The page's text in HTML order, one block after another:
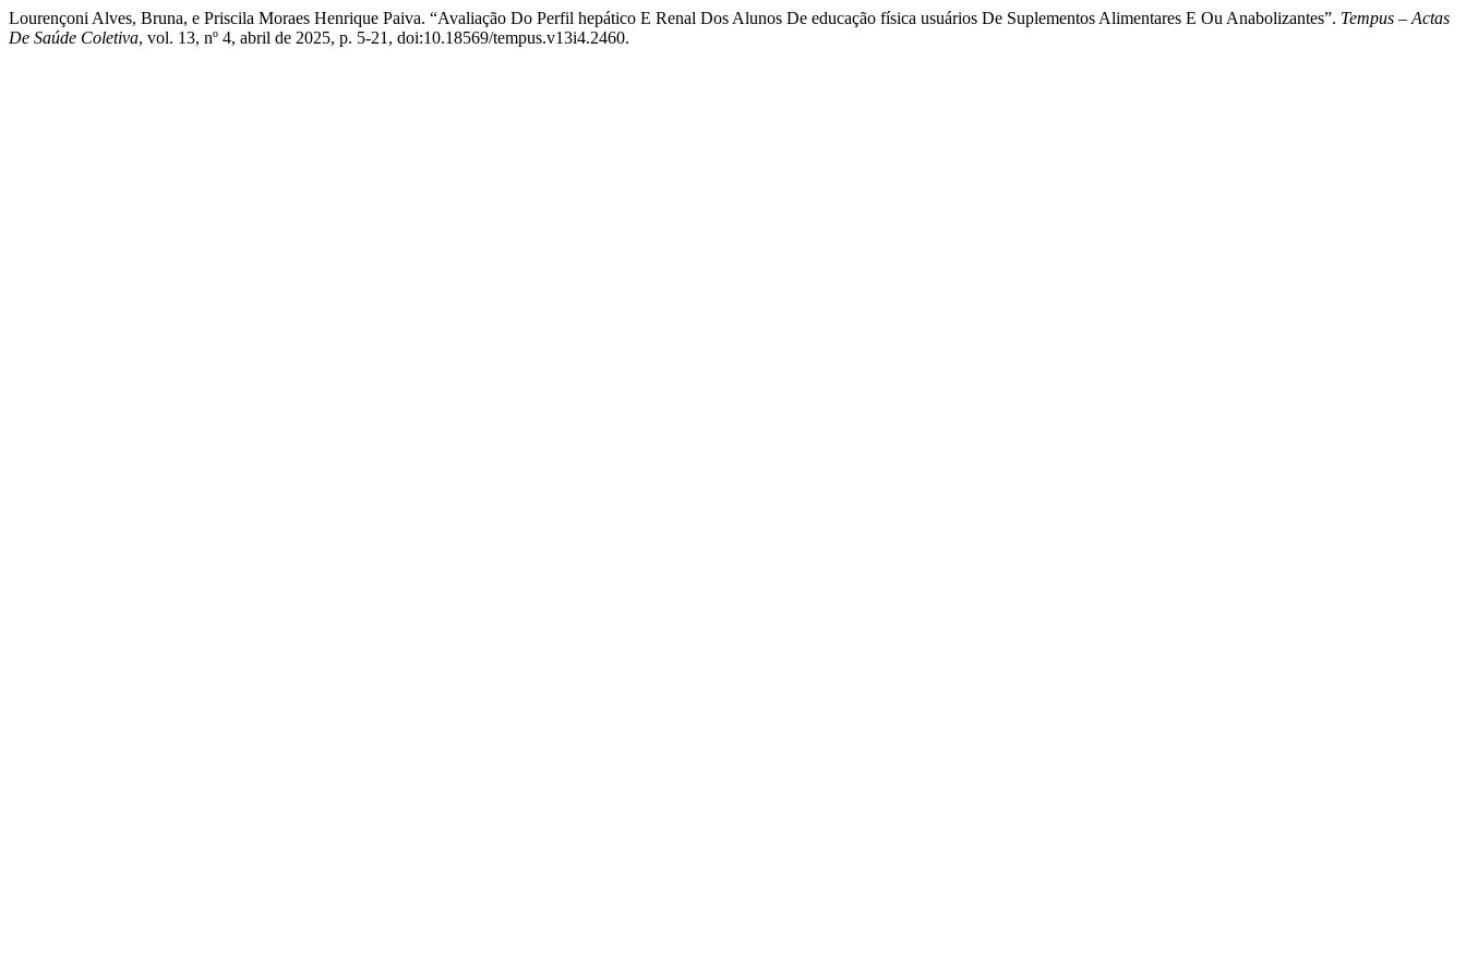
Lourençoni Alves, Bruna, e Priscila Moraes Henrique Paiva. “Avaliação Do Perfil hepático E Renal Dos Alunos De educação física usuários De Suplementos Alimentares E Ou Anabolizantes”. Tempus – Actas
De Saúde Coletiva, vol. 13, nº 4, abril de 2025, p. 5-21, doi:10.18569/tempus.v13i4.2460.